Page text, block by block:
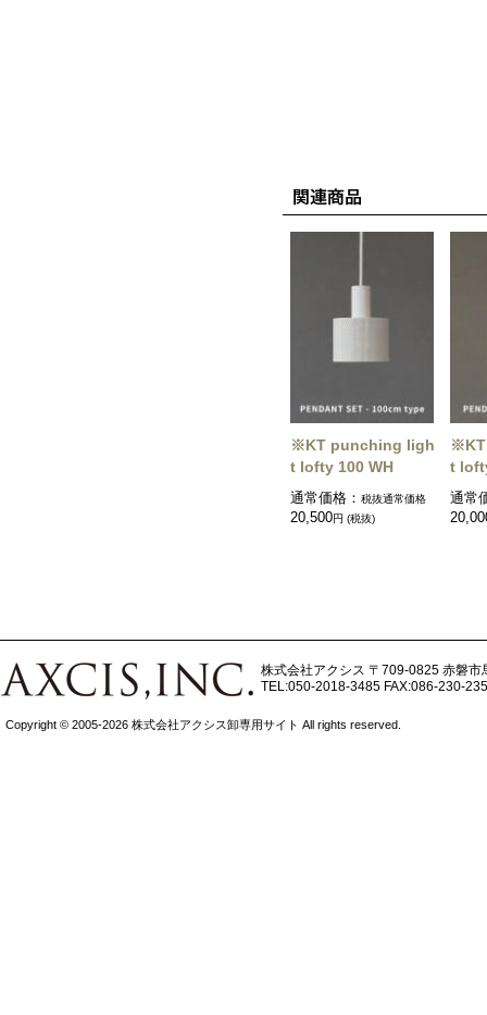
※KT punching ligh
t lofty 100 WH
通常価格： 税抜通常価格
20,500円 (税抜)
t
通常
株式会社アクシス 〒709-0825 赤磐市
TEL:050-2018-3485 FAX:086-230-
Copyright © 2005-2026 株式会社アクシス卸専用サイト All rights reserved.